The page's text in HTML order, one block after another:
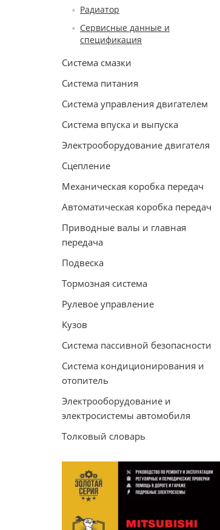
Радиатор
Сервисные данные и
спецификация
Система смазки
Система питания
Система управления двигателем
Система впуска и выпуска
Электрооборудование двигателя
Сцепление
Механическая коробка передач
Автоматическая коробка передач
Приводные валы и главная
передача
Подвеска
Тормозная система
Рулевое управление
Кузов
Система пассивной безопасности
Система кондиционирования и
отопитель
Электрооборудование и
электросистемы автомобиля
Толковый словарь